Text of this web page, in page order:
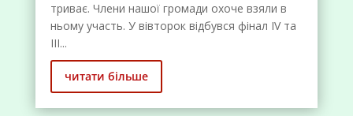
триває. Члени нашої громади охоче взяли в
ньому участь. У вівторок відбувся фінал IV та
III...
читати більше